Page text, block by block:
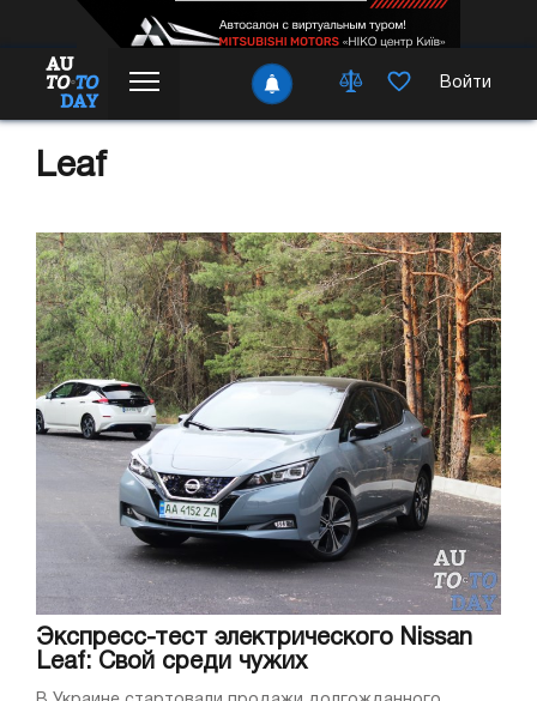
Войти
Leaf
Экспресс-тест электрического Nissan
Leaf: Свой среди чужих